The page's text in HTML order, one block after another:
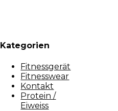
Kategorien
Fitnessgerät
Fitnesswear
Kontakt
Protein /
Eiweiss